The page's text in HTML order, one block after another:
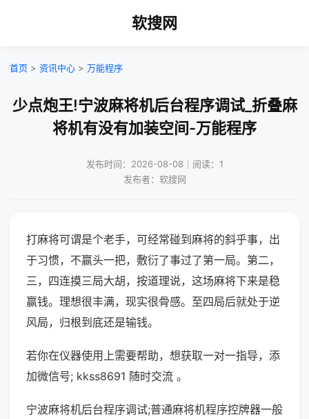
软搜网
首页 > 资讯中心 > 万能程序
少点炮王!宁波麻将机后台程序调试_折叠麻
将机有没有加装空间-万能程序
发布时间：2026-08-08｜阅读：1
发布者：软搜网
打麻将可谓是个老手，可经常碰到麻将的斜乎事，出
于习惯，不赢头一把，敷衍了事过了第一局。第二，
三，四连摸三局大胡，按道理说，这场麻将下来是稳
赢钱。理想很丰满，现实很骨感。至四局后就处于逆
风局，归根到底还是输钱。
若你在仪器使用上需要帮助，想获取一对一指导，添
加微信号; kkss8691 随时交流 。
宁波麻将机后台程序调试;普通麻将机程序控牌器一般